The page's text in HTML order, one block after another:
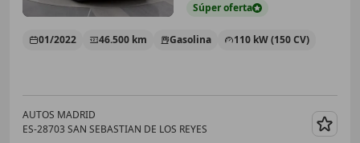
Súperoferta
01/2022 46.500 km Gasolina 110 kW (150 CV)
AUTOS MADRID
ES-28703 SAN SEBASTIAN DE LOS REYES